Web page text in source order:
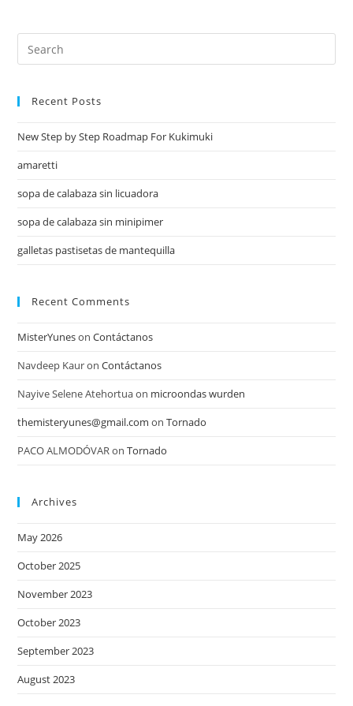
Recent Posts
New Step by Step Roadmap For Kukimuki
amaretti
sopa de calabaza sin licuadora
sopa de calabaza sin minipimer
galletas pastisetas de mantequilla
Recent Comments
MisterYunesonContáctanos
Navdeep KauronContáctanos
Nayive Selene Atehortuaon microondas wurden
themisteryunes@gmail.com onTornado
PACO ALMODÓVARonTornado
Archives
May 2026
October 2025
November 2023
October 2023
September 2023
August 2023